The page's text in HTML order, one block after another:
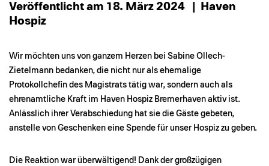
Veröffentlicht am 18. März 2024
| Haven
Hospiz
Wir möchten uns von ganzem Herzen bei Sabine Ollech-
Zietelmann bedanken, die nicht nur als ehemalige
Protokollchefin des Magistrats tätig war, sondern auch als
ehrenamtliche Kraft im Haven Hospiz Bremerhaven aktiv ist.
Anlässlich ihrer Verabschiedung hat sie die Gäste gebeten,
anstelle von Geschenken eine Spende für unser Hospiz zu geben.
Die Reaktion war überwältigend! Dank der großzügigen